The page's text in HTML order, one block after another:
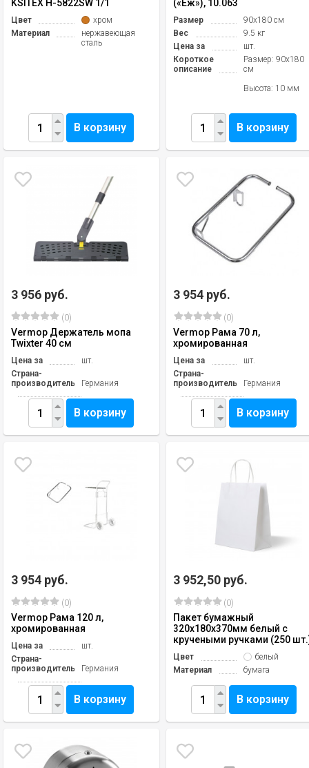
KSITEX H-5822SW 1/1
Цвет
хром
Материал
нержавеющая
сталь
В корзину
(«Ёж»), 10.063
Размер
90х180 см
Вес
9.5 кг
Цена за
шт.
Короткое
описание
Размер: 90х180
см
Высота: 10 мм
В корзину
3 956 руб.
(0)
Vermop Держатель мопа
Twixter 40 см
Цена за
шт.
Страна-
производитель
Германия
В корзину
3 954 руб.
(0)
Vermop Рама 70 л,
хромированная
Цена за
шт.
Страна-
производитель
Германия
В корзину
3 954 руб.
(0)
Vermop Рама 120 л,
хромированная
Цена за
шт.
Страна-
производитель
Германия
В корзину
3 952,50 руб.
(0)
Пакет бумажный
320х180х370мм белый с
кручеными ручками (250
Цвет
белый
Материал
бумага
В корзину